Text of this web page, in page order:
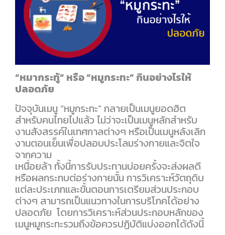
“หมากระทู้” หรือ “หมูกระทะ” กินอย่างไรให้
ปลอดภัย
ปัจจุบันเมนู “หมูกระทะ” กลายเป็นเมนูยอดฮิต
สำหรับคนไทยไปแล้ว ไม่ว่าจะเป็นเมนูหลักสำหรับ
งานสังสรรค์ในเทศกาลต่างๆ หรือเป็นเมนูหลังเลิก
งานตอนเย็นเพื่อปลอบประโลมร่างกายและจิตใจ
จากความ
เหนื่อยล้า ทั้งนี้การรับประทานบ่อยครั้งจะส่งผลดี
หรือผลกระทบต่อร่างกายนั้น การวิเคราะห์วัตถุดิบ
แต่ละประเภทและขั้นตอนการเตรียมส่วนประกอบ
ต่างๆ สามารถเป็นแนวทางในการบริโภคได้อย่าง
ปลอดภัย โดยการวิเคราะห์ส่วนประกอบหลักของ
เมนูหมูกระทะรวมถึงข้อควรปฏิบัติแบ่งออกได้ดังนี้